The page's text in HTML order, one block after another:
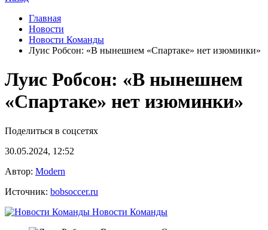
Главная
Новости
Новости Команды
Луис Робсон: «В нынешнем «Спартаке» нет изюминки»
Луис Робсон: «В нынешнем
«Спартаке» нет изюминки»
Поделиться в соцсетях
30.05.2024, 12:52
Автор: Modern
Источник: bobsoccer.ru
Новости Команды